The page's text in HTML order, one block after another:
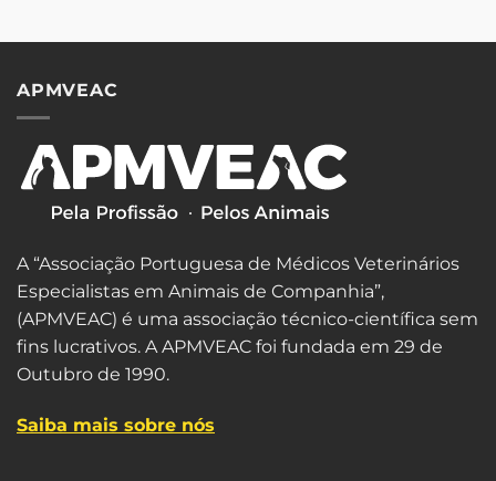
APMVEAC
A “Associação Portuguesa de Médicos Veterinários
Especialistas em Animais de Companhia”,
(APMVEAC) é uma associação técnico-científica sem
fins lucrativos. A APMVEAC foi fundada em 29 de
Outubro de 1990.
Saiba mais sobre nós